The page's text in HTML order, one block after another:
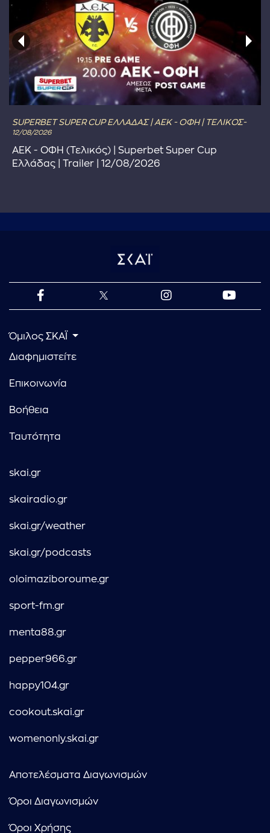
SUPERBET SUPER CUP ΕΛΛΑΔΑΣ | ΑΕΚ - ΟΦΗ | ΤΕΛΙΚΟΣ-
12/08/2026
ΑΕΚ - ΟΦΗ (Τελικός) | Superbet Super Cup
Ελλάδας | Trailer | 12/08/2026
Όμιλος ΣΚΑΪ
Διαφημιστείτε
Επικοινωνία
Βοήθεια
Ταυτότητα
skai.gr
skairadio.gr
skai.gr/weather
skai.gr/podcasts
oloimaziboroume.gr
sport-fm.gr
menta88.gr
pepper966.gr
happy104.gr
cookout.skai.gr
womenonly.skai.gr
Αποτελέσματα Διαγωνισμών
Όροι Διαγωνισμών
Όροι Χρήσης